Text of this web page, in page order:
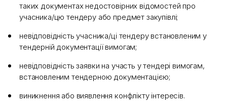
таких документах недостовірних відомостей про
учасника/цю тендеру або предмет закупівлі;
невідповідність учасника/ці тендеру встановленим у
тендерній документації вимогам;
невідповідність заявки на участь у тендері вимогам,
встановленим тендерною документацією;
виникнення або виявлення конфлікту інтересів.